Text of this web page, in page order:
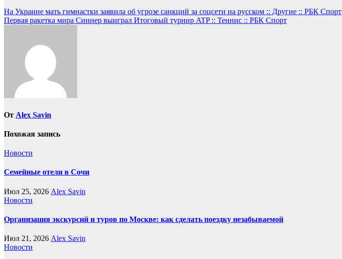
Навигация
по
На Украине мать гимнастки заявила об угрозе санкций за соцсети на русском :: Другие :: РБК Спорт
Первая ракетка мира Синнер выиграл Итоговый турнир ATP :: Теннис :: РБК Спорт
От Alex Savin
Похожая запись
Новости
Семейные отели в Сочи
Июл 25, 2026 Alex Savin
Новости
Организация экскурсий и туров по Москве: как сделать поездку незабываемой
Июл 21, 2026 Alex Savin
Новости